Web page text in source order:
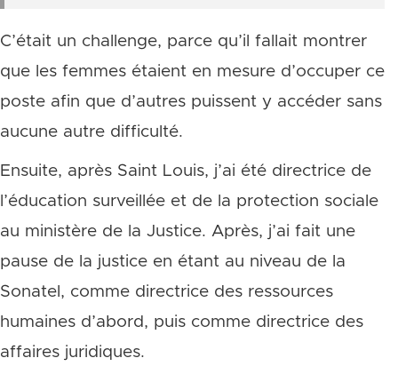
C’était un challenge, parce qu’il fallait montrer
que les femmes étaient en mesure d’occuper ce
poste afin que d’autres puissent y accéder sans
aucune autre difficulté.
Ensuite, après Saint Louis, j’ai été directrice de
l’éducation surveillée et de la protection sociale
au ministère de la Justice. Après, j’ai fait une
pause de la justice en étant au niveau de la
Sonatel, comme directrice des ressources
humaines d’abord, puis comme directrice des
affaires juridiques.